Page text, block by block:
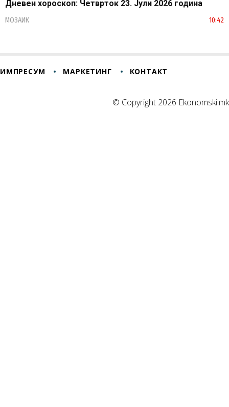
Дневен хороскоп: Четврток 23. Јули 2026 година
МОЗАИК 10:42
ИМПРЕСУМ МАРКЕТИНГ КОНТАКТ
© Copyright 2026 Ekonomski.mk